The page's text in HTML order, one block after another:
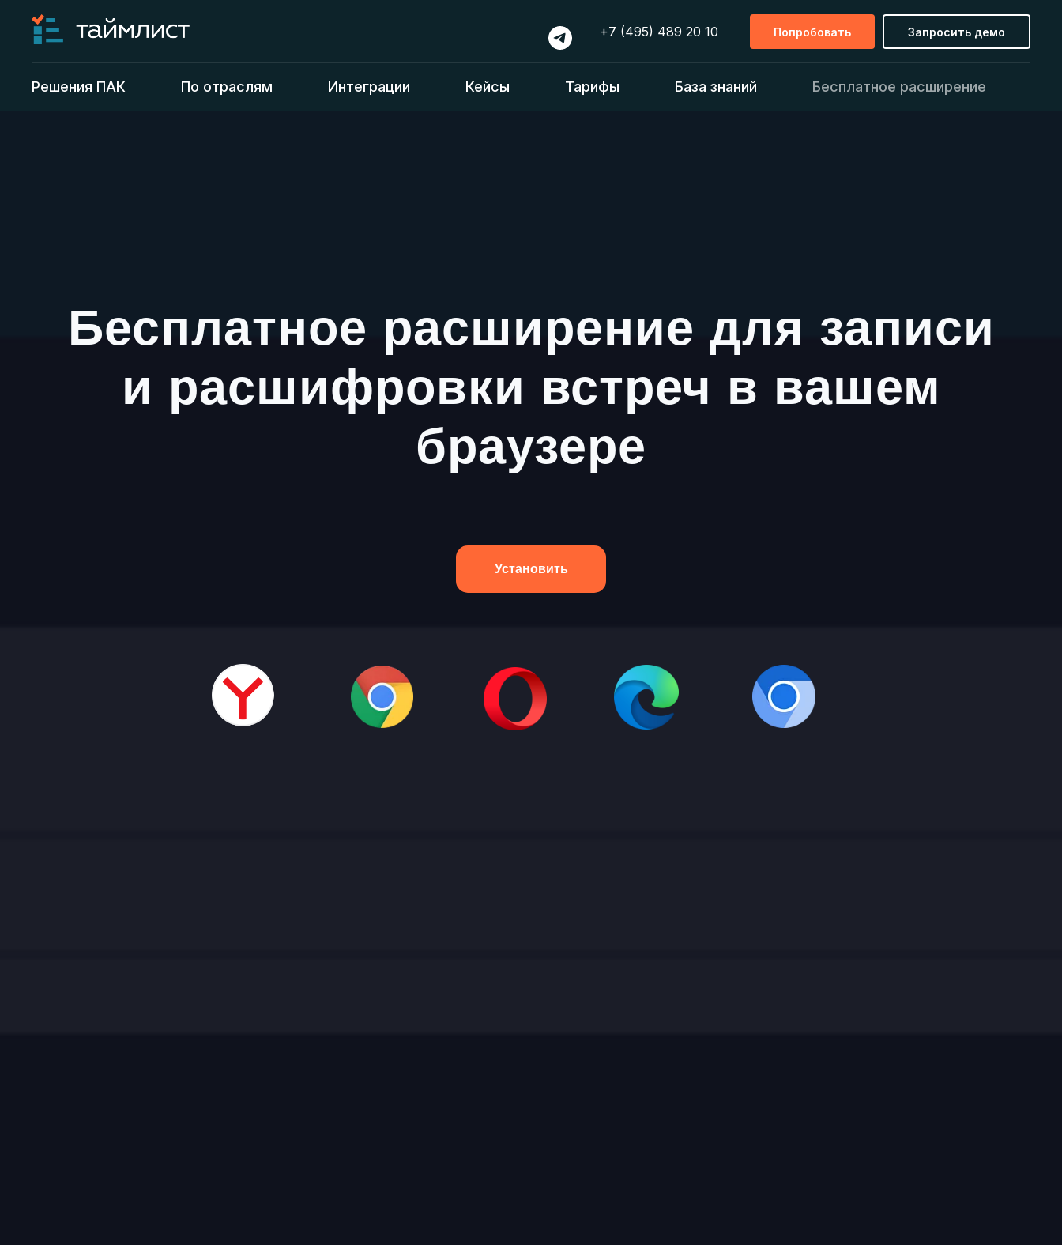
+7 (495) 489 20 10 Попробовать Запросить демо
Решения ПАК По отраслям Интеграции Кейсы Тарифы База знаний Бесплатное расширение
Бесплатное расширение для записи
и расшифровки встреч в вашем
браузере
Установить